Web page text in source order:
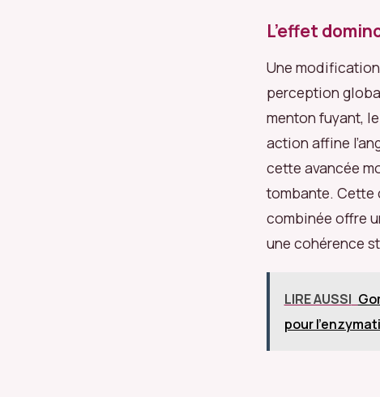
L’effet
Une
perception
menton fuyant,
action affine
cette avancée
tombante. Cette
combinée offre
une cohérence
LIRE AUSSI
pour